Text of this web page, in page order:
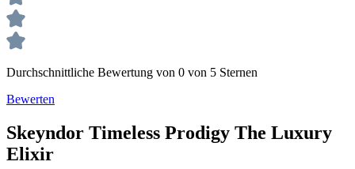
Durchschnittliche Bewertung von 0 von 5 Sternen
Bewerten
Skeyndor Timeless Prodigy The Luxury
Elixir